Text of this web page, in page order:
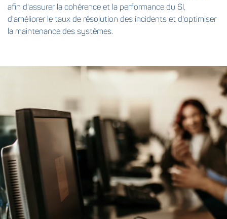
afin d'assurer la cohérence et la performance du SI,
d'améliorer le taux de résolution des incidents et d'optimiser
la maintenance des systèmes.